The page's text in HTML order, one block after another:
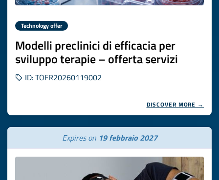
Technology offer
Modelli preclinici di efficacia per
sviluppo terapie – offerta servizi
ID: TOFR20260119002
DISCOVER MORE →
Expires on 19 febbraio 2027